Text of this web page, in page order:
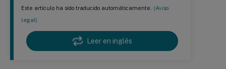
Este artículo ha sido traducido automáticamente. (Aviso
legal)
Leer en inglés